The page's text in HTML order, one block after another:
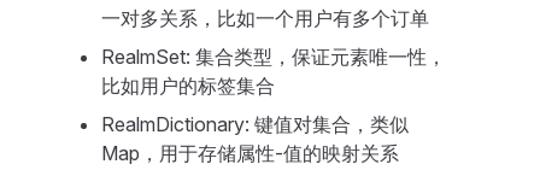
一对多关系，比如一个用户有多个订单
RealmSet: 集合类型，保证元素唯一性，
比如用户的标签集合
RealmDictionary: 键值对集合，类似
Map，用于存储属性-值的映射关系